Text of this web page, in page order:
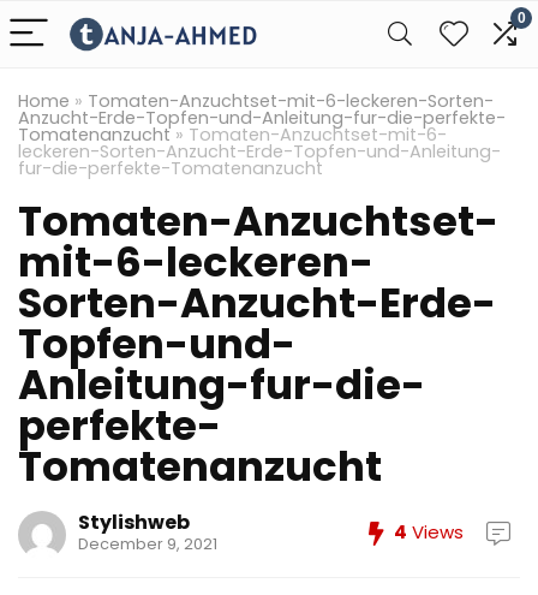
0
Home » Tomaten-Anzuchtset-mit-6-leckeren-Sorten-
Anzucht-Erde-Topfen-und-Anleitung-fur-die-perfekte-
Tomatenanzucht » Tomaten-Anzuchtset-mit-6-
leckeren-Sorten-Anzucht-Erde-Topfen-und-Anleitung-
fur-die-perfekte-Tomatenanzucht
Tomaten-Anzuchtset-
mit-6-leckeren-
Sorten-Anzucht-Erde-
Topfen-und-
Anleitung-fur-die-
perfekte-
Tomatenanzucht
Stylishweb
December 9, 2021 4 Views